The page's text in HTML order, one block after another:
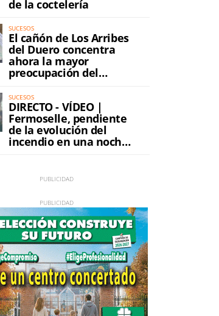
de la coctelería
SUCESOS
El cañón de Los Arribes
del Duero concentra
ahora la mayor
preocupación del
incendio
SUCESOS
DIRECTO - VÍDEO |
Fermoselle, pendiente
de la evolución del
incendio en una noche